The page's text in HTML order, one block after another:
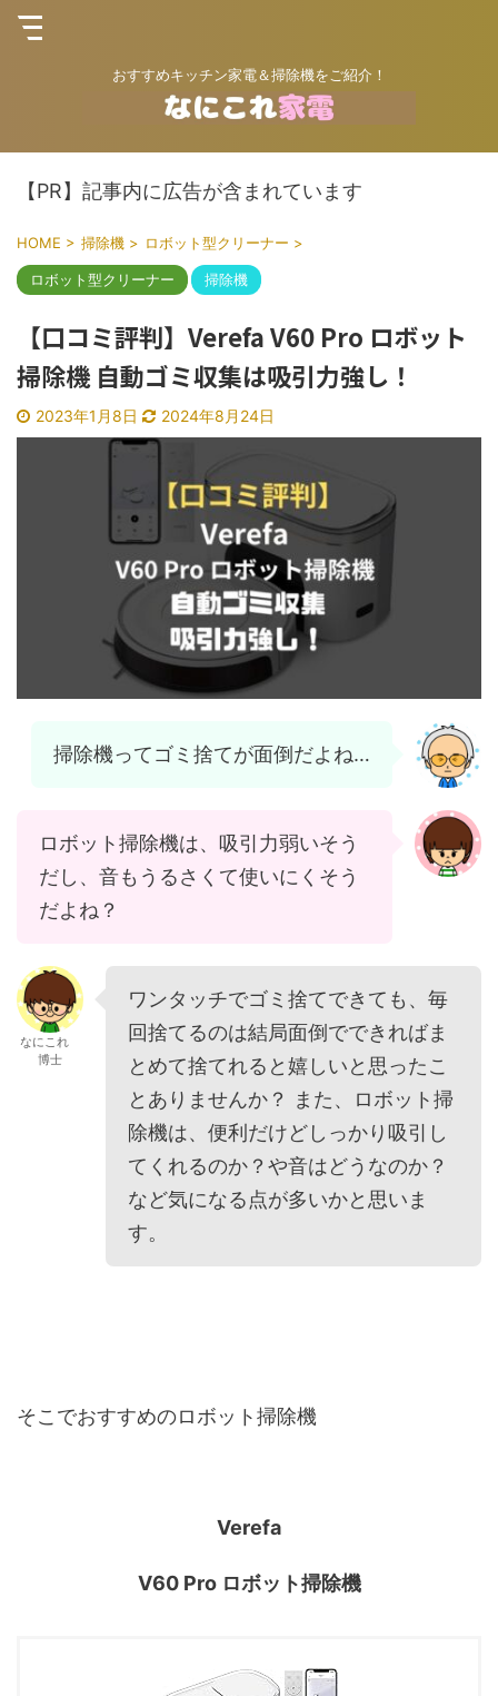
おすすめキッチン家電＆掃除機をご紹介！
【PR】記事内に広告が含まれています
HOME > 掃除機 > ロボット型クリーナー >
ロボット型クリーナー 掃除機
【口コミ評判】Verefa V60 Pro ロボット
掃除機 自動ゴミ収集は吸引力強し！
2023年1月8日 2024年8月24日
掃除機ってゴミ捨てが面倒だよね…
ロボット掃除機は、吸引力弱いそう
だし、音もうるさくて使いにくそう
だよね？
なにこれ
博士
ワンタッチでゴミ捨てできても、毎
回捨てるのは結局面倒でできればま
とめて捨てれると嬉しいと思ったこ
とありませんか？ また、ロボット掃
除機は、便利だけどしっかり吸引し
てくれるのか？や音はどうなのか？
など気になる点が多いかと思いま
す。
そこでおすすめのロボット掃除機
Verefa
V60 Pro ロボット掃除機